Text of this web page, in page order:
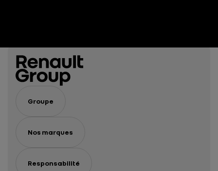
Groupe
Nos marques
Responsabilité